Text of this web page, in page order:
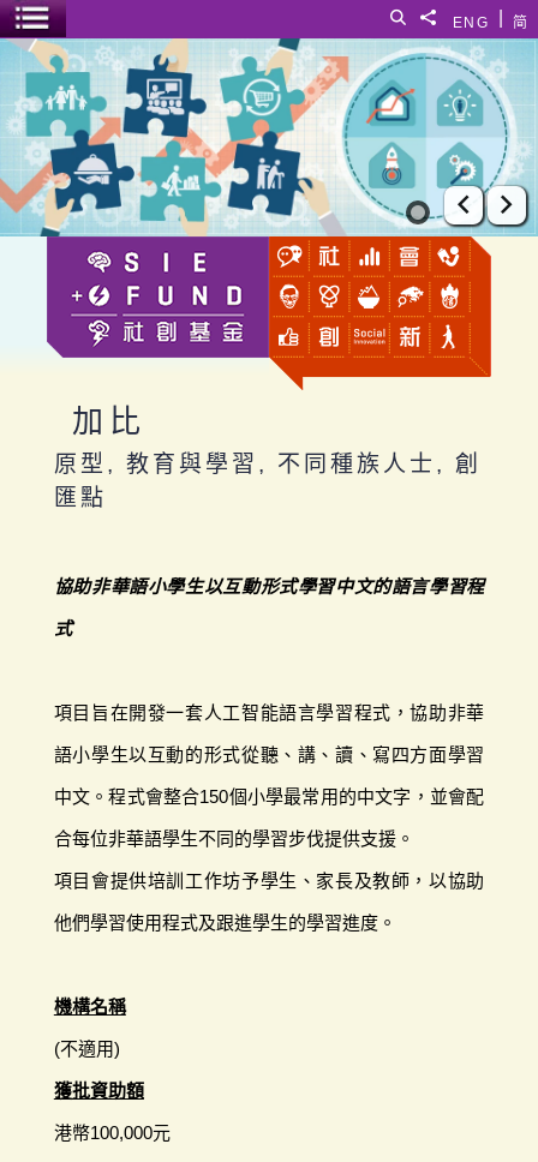
简
ENG
分享給
搜尋
選單開關
加比
上一張
下
加比
原型, 教育與學習, 不同種族人士, 創
匯點
協助非華語小學生以互動形式學習中文的語言學習程
式
項目旨在開發一套人工智能語言學習程式，協助非華
語小學生以互動的形式從聽、講、讀、寫四方面學習
中文。程式會整合150個小學最常用的中文字，並會配
合每位非華語學生不同的學習步伐提供支援。
項目會提供培訓工作坊予學生、家長及教師，以協助
他們學習使用程式及跟進學生的學習進度。
機構名稱
(不適用)
獲批資助額
港幣100,000元